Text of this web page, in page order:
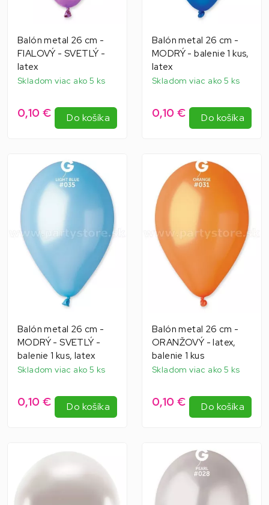
Balón metal 26 cm -
FIALOVÝ - SVETLÝ -
latex
Skladom viac ako 5 ks
0,10 € Do košíka
Balón metal 26 cm -
MODRÝ - balenie 1 kus,
latex
Skladom viac ako 5 ks
0,10 € Do košíka
Balón metal 26 cm -
MODRÝ - SVETLÝ -
balenie 1 kus, latex
Skladom viac ako 5 ks
0,10 € Do košíka
Balón metal 26 cm -
ORANŽOVÝ - latex,
balenie 1 kus
Skladom viac ako 5 ks
0,10 € Do košíka